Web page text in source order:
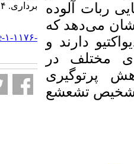
برداری. ۱۴۰۴; ۱۵ (۲) :۶۱-۷۴
http://jgst.issgeac.ir/article-۱-۱۱۷۶-